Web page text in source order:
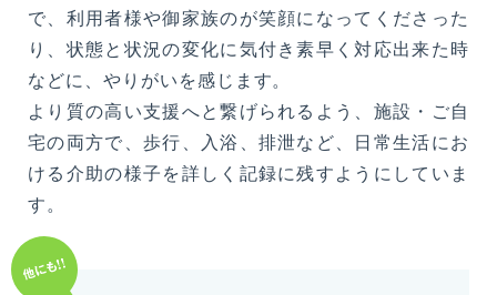
採用情報
Recruit
個人情報保護方針
サイトポリシー
サイトマップ
で、利用者様や御家族のが笑顔になってくださった
り、状態と状況の変化に気付き素早く対応出来た時
などに、やりがいを感じます。
より質の高い支援へと繋げられるよう、施設・ご自
宅の両方で、歩行、入浴、排泄など、日常生活にお
ける介助の様子を詳しく記録に残すようにしていま
す。